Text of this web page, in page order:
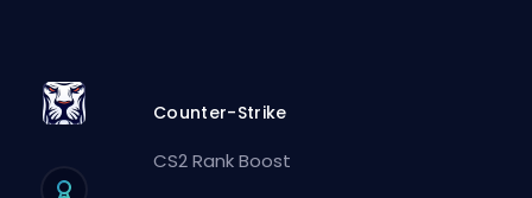
Counter-Strike
CS2 Rank Boost